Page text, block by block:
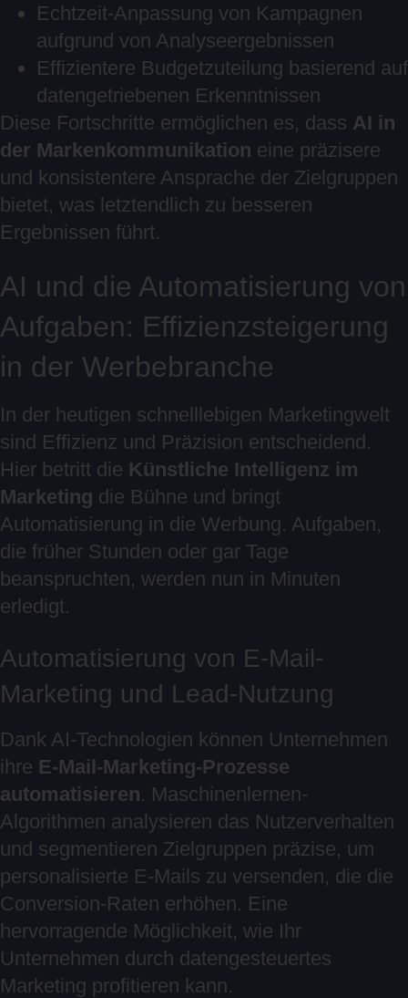
Echtzeit-Anpassung von Kampagnen
aufgrund von Analyseergebnissen
Effizientere Budgetzuteilung basierend auf
datengetriebenen Erkenntnissen
Diese Fortschritte ermöglichen es, dass AI in
der Markenkommunikation eine präzisere
und konsistentere Ansprache der Zielgruppen
bietet, was letztendlich zu besseren
Ergebnissen führt.
AI und die Automatisierung von
Aufgaben: Effizienzsteigerung
in der Werbebranche
In der heutigen schnelllebigen Marketingwelt
sind Effizienz und Präzision entscheidend.
Hier betritt die Künstliche Intelligenz im
Marketing die Bühne und bringt
Automatisierung in die Werbung. Aufgaben,
die früher Stunden oder gar Tage
beanspruchten, werden nun in Minuten
erledigt.
Automatisierung von E-Mail-
Marketing und Lead-Nutzung
Dank AI-Technologien können Unternehmen
ihre E-Mail-Marketing-Prozesse
automatisieren. Maschinenlernen-
Algorithmen analysieren das Nutzerverhalten
und segmentieren Zielgruppen präzise, um
personalisierte E-Mails zu versenden, die die
Conversion-Raten erhöhen. Eine
hervorragende Möglichkeit, wie Ihr
Unternehmen durch datengesteuertes
Marketing profitieren kann.